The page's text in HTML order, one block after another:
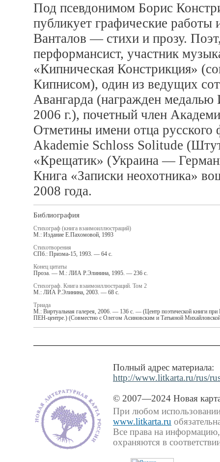
Под псевдонимом Борис
публикует графические работы
Ванталов — стихи и прозу.
перформансист, участник
«Кипническая Констрикция»
Кипнисом), один из ведущих
Авангарда (награжден медалью
2006 г.), почетный член
Отметины имени отца русского
Akademie Schloss Solitude
«Крещатик» (Украина —
Книга «Записки неохотника»
2008 года.
Библиография
Стихограф (книга взаимоиллюстраций)
М.: Издание Е.Пахомовой, 1993
Стихотворения
СПб.: Призма-15, 1993. — 64 с.
Конец цитаты
Проза. — М.: ЛИА Р.Элинина, 1995. — 236 с.
Стихограф. Книга взаимоиллюстраций. Том 2
М.: ЛИА Р.Элинина, 2003. — 68 с.
Триада
М.: Виртуальная галерея, 2006. — 136 с. — (Центр поэтической книги при
ПЕН-центре.) (Совместно с Олегом Асиновским и Татьяной
Полный адрес материала:
http://www.litkarta.ru/rus/
© 2007—2024 Новая
При любом использовании
www.litkarta.ru
Все права на
охраняются в